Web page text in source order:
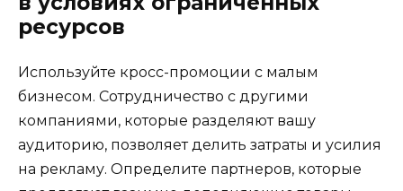
ресурсов
Используйте кросс-промоции с малым
бизнесом. Сотрудничество с другими
компаниями, которые разделяют вашу
аудиторию, позволяет делить затраты и усилия
на рекламу. Определите партнеров, которые